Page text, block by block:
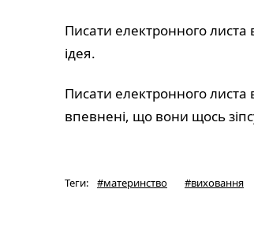
Писати електронного
ідея.
Писати електронного
впевнені, що вони щось
Теги: #материнство #виховання